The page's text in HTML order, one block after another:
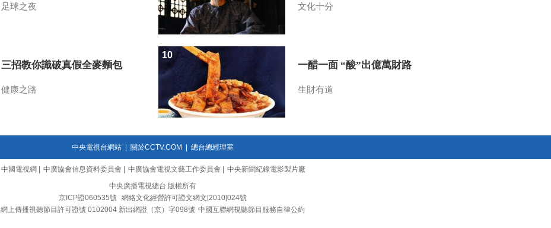
足球之夜
三招教你識破真假全麥麵包
健康之路
文化十分
一醋一面 “酸”出億萬財路
生財有道
10
中央電視台網站| 關於CCTV.COM 總台總經理室
中國電視網 中廣協會信息資料委員會 中廣協會電視文藝工作委員會
中央新聞紀錄電影製片廠
中央廣播電視總台 版權所有
京ICP證060535號
網絡文化經營許可證文網文[2010]024號
網上傳播視聽節目許可證號 0102004 新出網證（京）字098號 中國互聯網視聽節目服務自律公約